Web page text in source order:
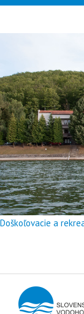
Doškoľovacie a